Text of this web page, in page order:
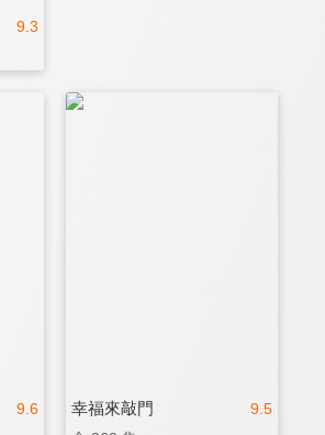
9.3
9.6 9.5
幸福來敲門